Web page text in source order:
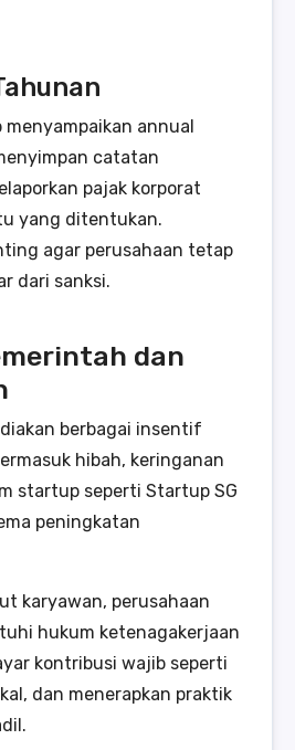
menyampaikan annual
catatan
pajak korporat
yang ditentukan.
agar perusahaan tetap
dari sanksi.
dan
berbagai insentif
hibah, keringanan
startup seperti Startup SG
peningkatan
karyawan, perusahaan
hukum ketenagakerjaan
kontribusi wajib seperti
dan menerapkan praktik